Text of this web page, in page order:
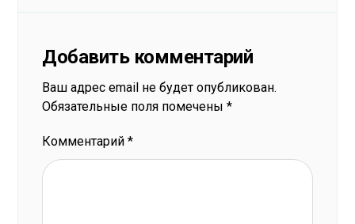
Добавить комментарий
Ваш адрес email не будет опубликован.
Обязательные поля помечены*
Комментарий*